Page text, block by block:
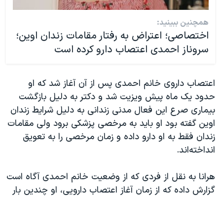
همچنین ببینید:
اختصاصی؛ اعتراض به رفتار مقامات زندان اوین؛
سروناز احمدی اعتصاب دارو کرده است
اعتصاب داروی خانم احمدی پس از آن آغاز شد که او
حدود یک ماه پیش ویزیت شد و دکتر به دلیل بازگشت
بیماری صرع این فعال مدنی زندانی به دلیل شرایط زندان
اوین گفته بود او باید به مرخصی پزشکی برود ولی مقامات
زندان فقط به او دارو داده و زمان مرخصی را به تعویق
انداخته‌اند.
هرانا به نقل از فردی که از وضعیت خانم احمدی آگاه است
گزارش داده که از زمان آغاز اعتصاب دارویی، او چندین بار